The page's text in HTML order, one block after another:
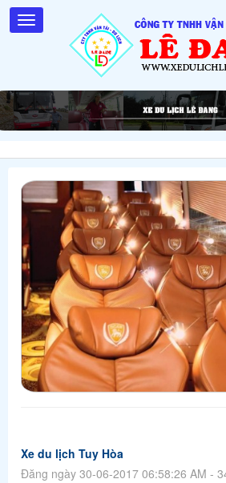
Xe du lịch Tuy Hòa
Đăng ngày 30-06-2017 06:58:26 AM -